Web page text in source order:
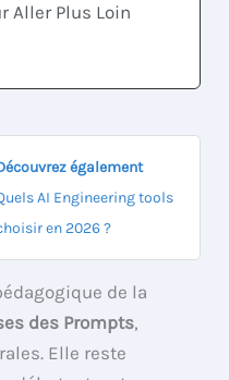
Aller Plus Loin
également
AI Engineering tools
en 2026 ?
de la
des Prompts,
Elle reste